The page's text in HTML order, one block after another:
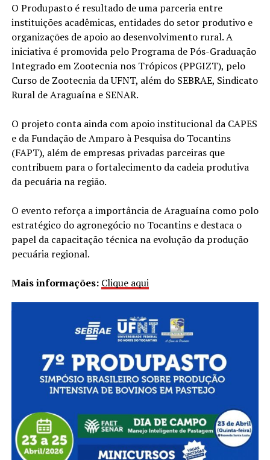
O Produpasto é resultado de uma parceria entre
instituições acadêmicas, entidades do setor produtivo e
organizações de apoio ao desenvolvimento rural. A
iniciativa é promovida pelo Programa de Pós-Graduação
Integrado em Zootecnia nos Trópicos (PPGIZT), pelo
Curso de Zootecnia da UFNT, além do SEBRAE, Sindicato
Rural de Araguaína e SENAR.
O projeto conta ainda com apoio institucional da CAPES
e da Fundação de Amparo à Pesquisa do Tocantins
(FAPT), além de empresas privadas parceiras que
contribuem para o fortalecimento da cadeia produtiva
da pecuária na região.
O evento reforça a importância de Araguaína como polo
estratégico do agronegócio no Tocantins e destaca o
papel da capacitação técnica na evolução da produção
pecuária regional.
Mais informações: Clique aqui